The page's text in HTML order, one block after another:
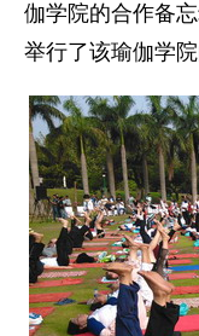
伽学院的合作备
举行了该瑜伽学院